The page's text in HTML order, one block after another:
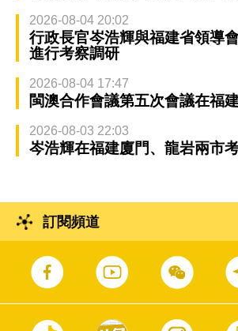
2026-08-04 20:02
行政長官岑浩輝與福建省領導
進行考察調研
2026-08-04 17:47
閩澳合作會議第五次會議在福
2026-08-03 22:03
岑浩輝在福建廈門、龍岩兩市
訂閱頻道